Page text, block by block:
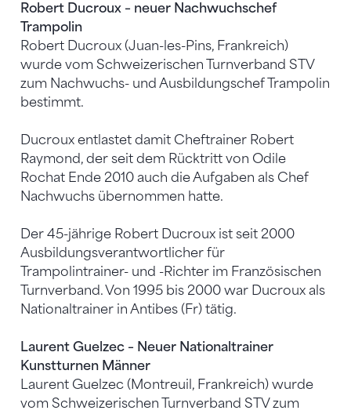
Robert Ducroux – neuer Nachwuchschef
Trampolin
Robert Ducroux (Juan-les-Pins, Frankreich)
wurde vom Schweizerischen Turnverband STV
zum Nachwuchs- und Ausbildungschef Trampolin
bestimmt.
Ducroux entlastet damit Cheftrainer Robert
Raymond, der seit dem Rücktritt von Odile
Rochat Ende 2010 auch die Aufgaben als Chef
Nachwuchs übernommen hatte.
Der 45-jährige Robert Ducroux ist seit 2000
Ausbildungsverantwortlicher für
Trampolintrainer- und -Richter im Französischen
Turnverband. Von 1995 bis 2000 war Ducroux als
Nationaltrainer in Antibes (Fr) tätig.
Laurent Guelzec – Neuer Nationaltrainer
Kunstturnen Männer
Laurent Guelzec (Montreuil, Frankreich) wurde
vom Schweizerischen Turnverband STV zum